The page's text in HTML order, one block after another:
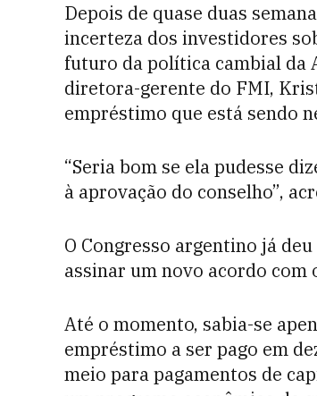
Depois de quase duas
incerteza dos investidores
futuro da política cambial da
diretora-gerente do FMI,
empréstimo que está sendo
“Seria bom se ela pudesse
à aprovação do conselho”,
O Congresso argentino já
assinar um novo acordo com
Até o momento, sabia-se
empréstimo a ser pago em
meio para pagamentos de